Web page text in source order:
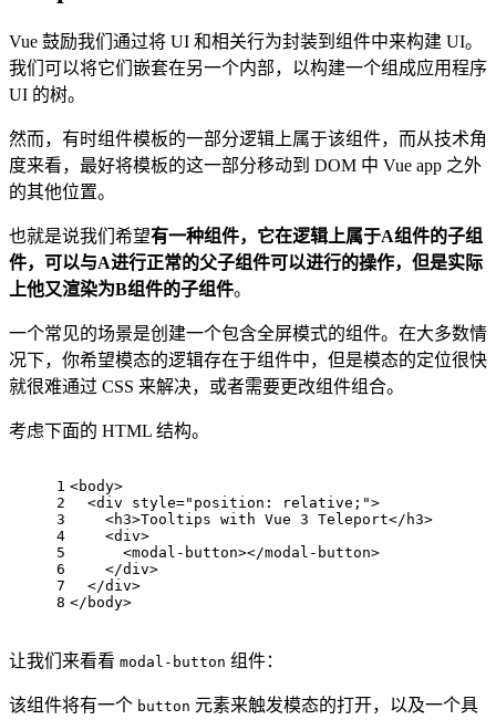
Vue 鼓励我们通过将 UI 和相关行为封装到组件中来构建 UI。
我们可以将它们嵌套在另一个内部，以构建一个组成应用程序
UI 的树。
然而，有时组件模板的一部分逻辑上属于该组件，而从技术角
度来看，最好将模板的这一部分移动到 DOM 中 Vue app 之外
的其他位置。
也就是说我们希望有一种组件，它在逻辑上属于A组件的子组
件，可以与A进行正常的父子组件可以进行的操作，但是实际
上他又渲染为B组件的子组件。
一个常见的场景是创建一个包含全屏模式的组件。在大多数情
况下，你希望模态的逻辑存在于组件中，但是模态的定位很快
就很难通过 CSS 来解决，或者需要更改组件组合。
考虑下面的 HTML 结构。
1
2
3
4
5
6
7
8
<body>
<div style="position: relative;">
<h3>Tooltips with Vue 3 Teleport</ h3>
<div>
<modal-button></modal-button>
</div>
</div>
</ body>
让我们来看看 modal-button 组件：
该组件将有一个 button 元素来触发模态的打开，以及一个具